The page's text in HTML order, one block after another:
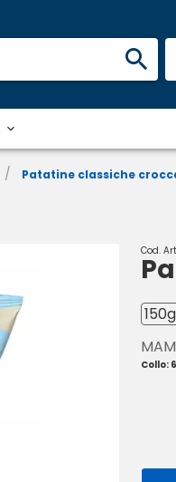
/ Patatine classiche
Cod.
Collo: